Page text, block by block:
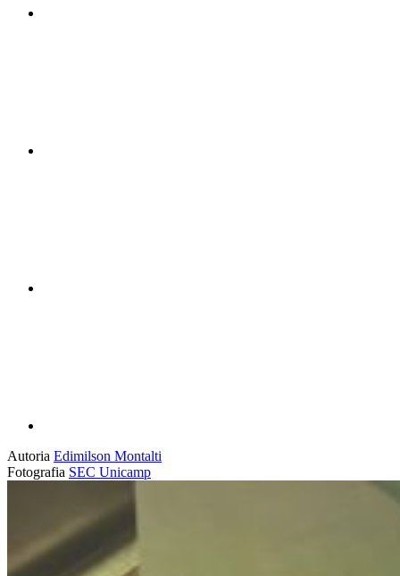
Autoria Edimilson Montalti
Fotografia SEC Unicamp